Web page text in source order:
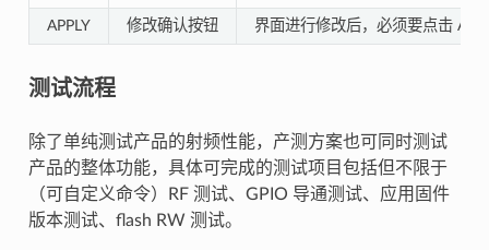
APPLY 修改确认按钮 界面进行修改后，必须要点击
测试流程
除了单纯测试产品的射频性能，产测方案也可同时测试
产品的整体功能，具体可完成的测试项目包括但不限于
（可自定义命令）RF 测试、GPIO 导通测试、应用固件
版本测试、flash RW 测试。